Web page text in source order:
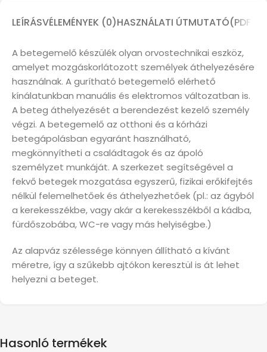
LEÍRÁSVÉLEMÉNYEK (0)HASZNÁLATI ÚTMUTATÓ(PDF)
A betegemelő készülék olyan orvostechnikai eszköz,
amelyet mozgáskorlátozott személyek áthelyezésére
használnak. A gurítható betegemelő elérhető
kínálatunkban manuális és elektromos változatban is.
A beteg áthelyezését a berendezést kezelő személy
végzi. A betegemelő az otthoni és a kórházi
betegápolásban egyaránt használható,
megkönnyítheti a családtagok és az ápoló
személyzet munkáját. A szerkezet segítségével a
fekvő betegek mozgatása egyszerű, fizikai erőkifejtés
nélkül felemelhetőek és áthelyezhetőek (pl.: az ágyból
a kerekesszékbe, vagy akár a kerekesszékből a kádba,
fürdőszobába, WC-re vagy más helyiségbe.)
Az alapváz szélessége könnyen állítható a kívánt
méretre, így a szűkebb ajtókon keresztül is át lehet
helyezni a beteget.
Hasonló termékek